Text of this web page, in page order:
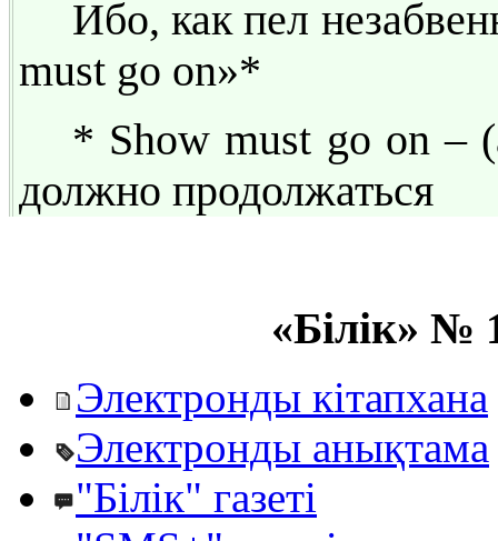
Ибо, как пел
must go on»*
* Show must go on –
должно продолжаться
«Білік» №
Электронды кітапхана
Электронды анықтама
"Білік" газеті